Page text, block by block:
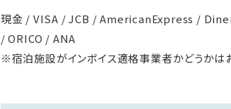
現金 / VISA / JCB / AmericanExpress /
/ ORICO / ANA
※宿泊施設がインボイス適格事業者かどうかは